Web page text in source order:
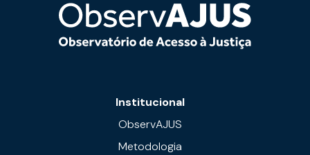
Institucional
ObservAJUS
Metodologia